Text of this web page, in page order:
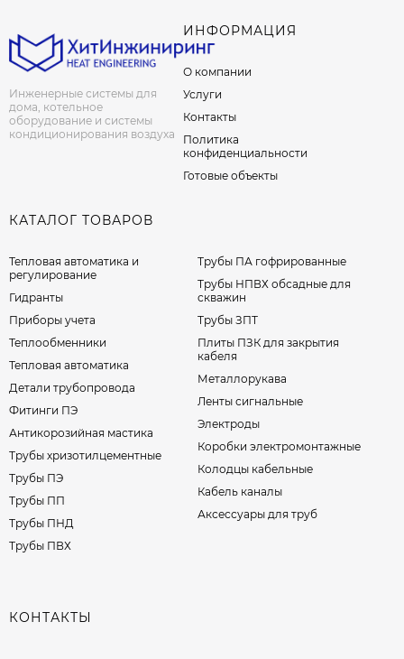
Инженерные системы для
дома, котельное
оборудование и системы
кондиционирования воздуха
ИНФОРМАЦИЯ
О компании
Услуги
Контакты
Политика
конфиденциальности
Готовые объекты
КАТАЛОГ ТОВАРОВ
Тепловая автоматика и
регулирование
Гидранты
Приборы учета
Теплообменники
Тепловая автоматика
Детали трубопровода
Фитинги ПЭ
Антикорозийная мастика
Трубы хризотилцементные
Трубы ПЭ
Трубы ПП
Трубы ПНД
Трубы ПВХ
Трубы ПА гофрированные
Трубы НПВХ обсадные для
скважин
Трубы ЗПТ
Плиты ПЗК для закрытия
кабеля
Металлорукава
Ленты сигнальные
Электроды
Коробки электромонтажные
Колодцы кабельные
Кабель каналы
Аксессуары для труб
КОНТАКТЫ